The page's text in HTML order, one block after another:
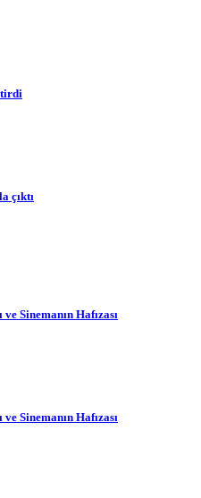
çıktı
Sinemanın Hafızası
Sinemanın Hafızası